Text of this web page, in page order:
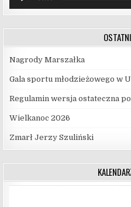
Nagrody Marszałka
Gala sportu młodzieżowego w
Regulamin wersja ostateczna
Wielkanoc 2026
Zmarł Jerzy Szuliński